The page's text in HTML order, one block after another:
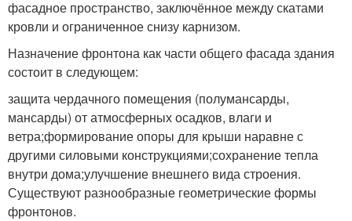
фасадное пространство, заключённое между скатами
кровли и ограниченное снизу карнизом.
Назначение фронтона как части общего фасада здания
состоит в следующем:
защита чердачного помещения (полумансарды,
мансарды) от атмосферных осадков, влаги и
ветра;формирование опоры для крыши наравне с
другими силовыми конструкциями;сохранение тепла
внутри дома;улучшение внешнего вида строения.
Существуют разнообразные геометрические формы
фронтонов.